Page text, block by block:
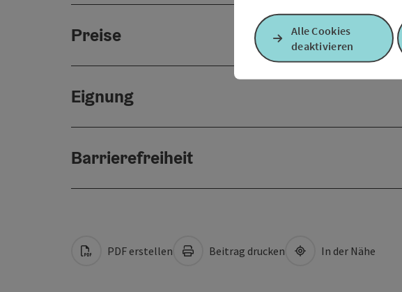
Preise
Eignung
Barrierefreiheit
PDF erstellen Beitrag drucken In der Nähe
Alle Cookies
deaktivieren